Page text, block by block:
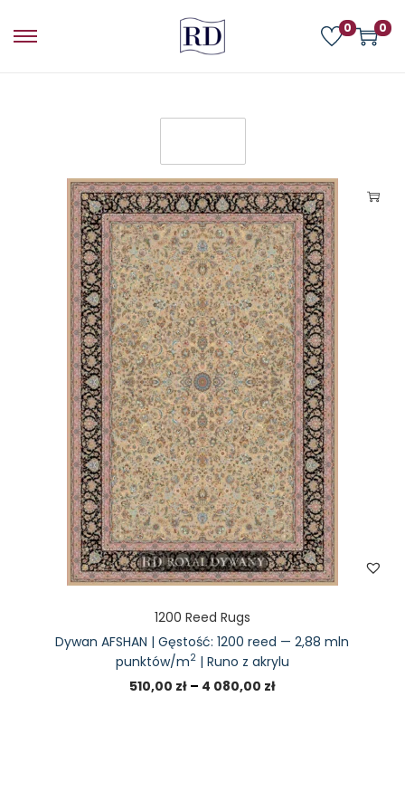
0 0
1200 Reed Rugs
Dywan AFSHAN | Gęstość: 1200 reed — 2,88 mln
punktów/m2| Runo z akrylu
510,00 zł – 4 080,00 zł